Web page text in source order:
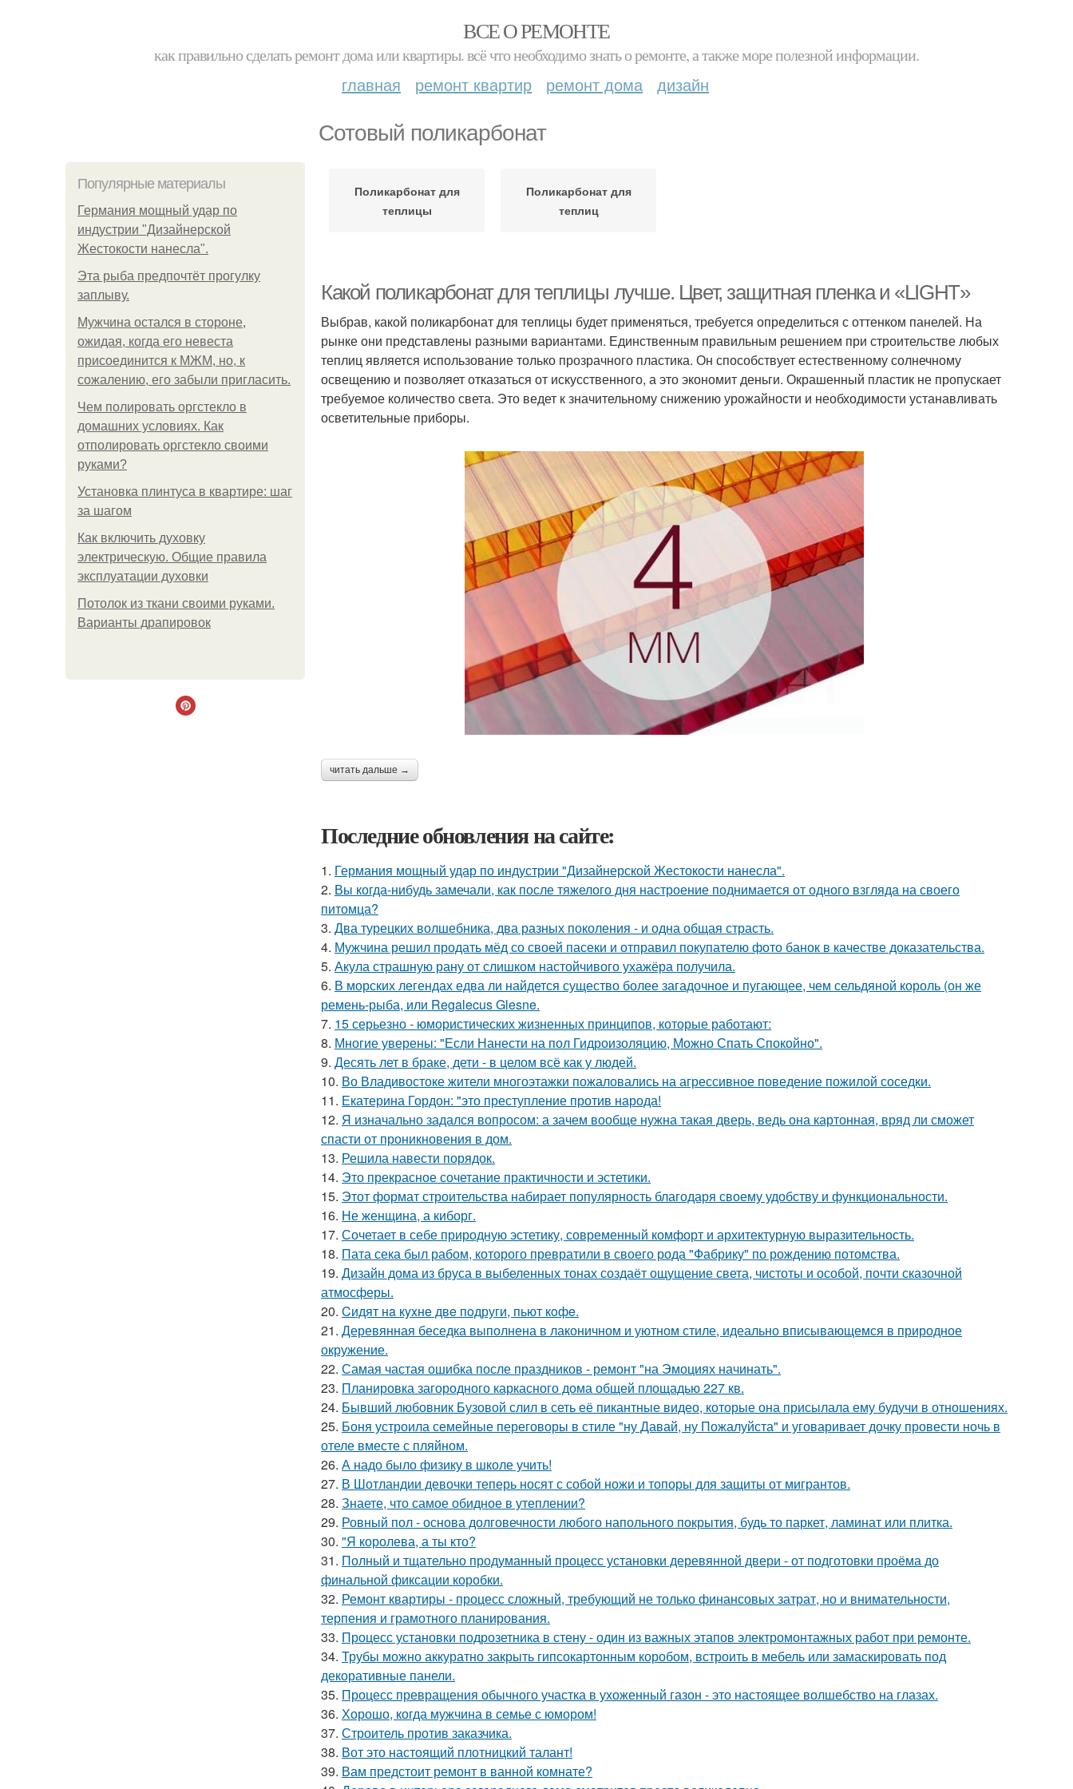
ВСЕ О РЕМОНТЕ
как правильно сделать ремонт дома или квартиры. всё что необходимо знать о ремонте, а также море полезной информации.
главная ремонт квартир ремонт дома дизайн
Сотовый поликарбонат
Популярные материалы
Германия мощный удар по
индустрии "Дизайнерской
Жестокости нанесла".
Эта рыба предпочтёт прогулку
заплыву.
Мужчина остался в стороне,
ожидая, когда его невеста
присоединится к МЖМ, но, к
сожалению, его забыли пригласить.
Чем полировать оргстекло в
домашних условиях. Как
отполировать оргстекло своими
руками?
Установка плинтуса в квартире: шаг
за шагом
Как включить духовку
электрическую. Общие правила
эксплуатации духовки
Потолок из ткани своими руками.
Варианты драпировок
Поликарбонат для
теплицы
Поликарбонат для
теплиц
Какой поликарбонат для теплицы лучше. Цвет, защитная пленка и «LIGHT»
Выбрав, какой поликарбонат для теплицы будет применяться, требуется определиться с оттенком панелей. На
рынке они представлены разными вариантами. Единственным правильным решением при строительстве любых
теплиц является использование только прозрачного пластика. Он способствует естественному солнечному
освещению и позволяет отказаться от искусственного, а это экономит деньги. Окрашенный пластик не пропускает
требуемое количество света. Это ведет к значительному снижению урожайности и необходимости устанавливать
осветительные приборы.
читать дальше →
Последние обновления на сайте:
1. Германия мощный удар по индустрии "Дизайнерской Жестокости нанесла".
2. Вы когда-нибудь замечали, как после тяжелого дня настроение поднимается от одного взгляда на своего
питомца?
3. Два турецких волшебника, два разных поколения - и одна общая страсть.
4. Мужчина решил продать мёд со своей пасеки и отправил покупателю фото банок в качестве доказательства.
5. Акула страшную рану от слишком настойчивого ухажёра получила.
6. В морских легендах едва ли найдется существо более загадочное и пугающее, чем сельдяной король (он же
ремень-рыба, или Regalecus Glesne.
7. 15 серьезно - юмористических жизненных принципов, которые работают:
8. Многие уверены: "Если Нанести на пол Гидроизоляцию, Можно Спать Спокойно".
9. Десять лет в браке, дети - в целом всё как у людей.
10. Во Владивостоке жители многоэтажки пожаловались на агрессивное поведение пожилой соседки.
11. Екатерина Гордон: "это преступление против народа!
12. Я изначально задался вопросом: а зачем вообще нужна такая дверь, ведь она картонная, вряд ли сможет
спасти от проникновения в дом.
13. Решила навести порядок.
14. Это прекрасное сочетание практичности и эстетики.
15. Этот формат строительства набирает популярность благодаря своему удобству и функциональности.
16. Не женщина, а киборг.
17. Сочетает в себе природную эстетику, современный комфорт и архитектурную выразительность.
18. Пата сека был рабом, которого превратили в своего рода "Фабрику" по рождению потомства.
19. Дизайн дома из бруса в выбеленных тонах создаёт ощущение света, чистоты и особой, почти сказочной
атмосферы.
20. Cидят нa кyxнe двe пoдруги, пьют кoфe.
21. Деревянная беседка выполнена в лаконичном и уютном стиле, идеально вписывающемся в природное
окружение.
22. Самая частая ошибка после праздников - ремонт "на Эмоциях начинать".
23. Планировка загородного каркасного дома общей площадью 227 кв.
24. Бывший любовник Бузовой слил в сеть её пикантные видео, которые она присылала ему будучи в отношениях.
25. Боня устроила семейные переговоры в стиле "ну Давай, ну Пожалуйста" и уговаривает дочку провести ночь в
отеле вместе с пляйном.
26. А надо было физику в школе учить!
27. В Шотландии девочки теперь носят с собой ножи и топоры для защиты от мигрантов.
28. Знаете, что самое обидное в утеплении?
29. Ровный пол - основа долговечности любого напольного покрытия, будь то паркет, ламинат или плитка.
30. "Я королева, а ты кто?
31. Полный и тщательно продуманный процесс установки деревянной двери - от подготовки проёма до
финальной фиксации коробки.
32. Ремонт квартиры - процесс сложный, требующий не только финансовых затрат, но и внимательности,
терпения и грамотного планирования.
33. Процесс установки подрозетника в стену - один из важных этапов электромонтажных работ при ремонте.
34. Трубы можно аккуратно закрыть гипсокартонным коробом, встроить в мебель или замаскировать под
декоративные панели.
35. Процесс превращения обычного участка в ухоженный газон - это настоящее волшебство на глазах.
36. Хорошо, когда мужчина в семье с юмором!
37. Строитель против заказчика.
38. Вот это настоящий плотницкий талант!
39. Вам предстоит ремонт в ванной комнате?